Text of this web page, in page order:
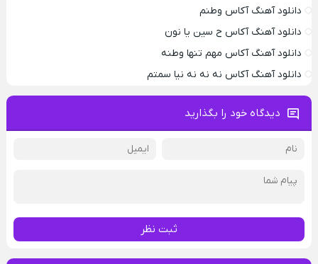
دانلود آهنگ آکاس وطنم
دانلود آهنگ آکاس ح سین یا نون
دانلود آهنگ آکاس مهم تنها وطنه
دانلود آهنگ آکاس نه نه نه نیا سمتم
دیدگاه خود را بگذارید
ثبت نظر